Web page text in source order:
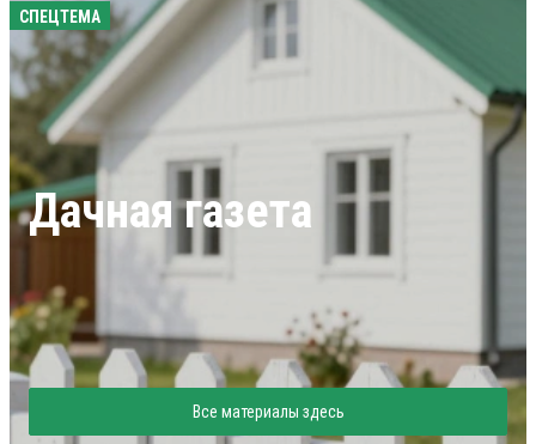
СПЕЦТЕМА
Дачная газета
Все материалы здесь